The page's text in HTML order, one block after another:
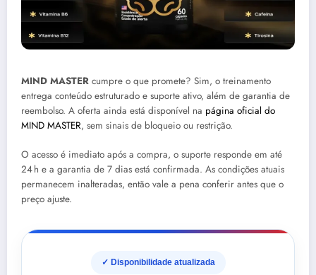
MIND MASTER cumpre o que promete? Sim, o treinamento
entrega conteúdo estruturado e suporte ativo, além de garantia de
reembolso. A oferta ainda está disponível na página oficial do
MIND MASTER, sem sinais de bloqueio ou restrição.
O acesso é imediato após a compra, o suporte responde em até
24 h e a garantia de 7 dias está confirmada. As condições atuais
permanecem inalteradas, então vale a pena conferir antes que o
preço ajuste.
✓ Disponibilidade atualizada